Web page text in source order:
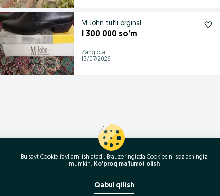
M John tufli orginal
1 300 000 so’m
Zangiota
13/07/2026
Bu sayt Cookie fayllarni ishlatadi. Brauzeringizda Cookies'ni sozlashingiz
mumkin. Ko'proq ma'lumot olish
Qabul qilish